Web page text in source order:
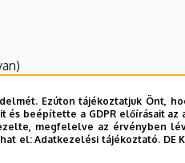
Ezúton tájékoztatjuk Önt,
beépítette a GDPR előírásait az
megfelelve az érvényben
el:Adatkezelési tájékoztató. DE